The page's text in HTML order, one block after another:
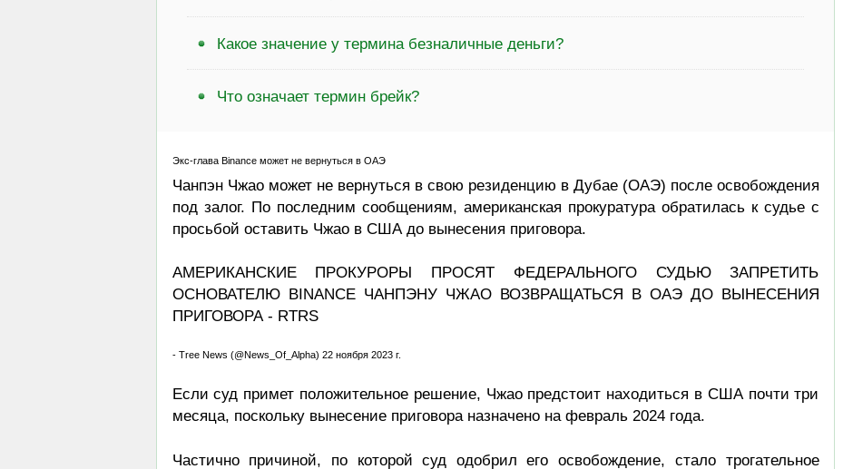
Какое значение у термина безналичные деньги?
Что означает термин брейк?
Экс-глава Binance может не вернуться в ОАЭ
Чанпэн Чжао может не вернуться в свою резиденцию в Дубае (ОАЭ) после освобождения
под залог. По последним сообщениям, американская прокуратура обратилась к судье с
просьбой оставить Чжао в США до вынесения приговора.
АМЕРИКАНСКИЕ ПРОКУРОРЫ ПРОСЯТ ФЕДЕРАЛЬНОГО СУДЬЮ ЗАПРЕТИТЬ
ОСНОВАТЕЛЮ BINANCE ЧАНПЭНУ ЧЖАО ВОЗВРАЩАТЬСЯ В ОАЭ ДО ВЫНЕСЕНИЯ
ПРИГОВОРА - RTRS
- Tree News (@News_Of_Alpha) 22 ноября 2023 г.
Если суд примет положительное решение, Чжао предстоит находиться в США почти три
месяца, поскольку вынесение приговора назначено на февраль 2024 года.
Частично причиной, по которой суд одобрил его освобождение, стало трогательное